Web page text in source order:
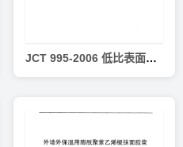
JCT 995-2006 低比表面积高烧结活性氧化锆粉体